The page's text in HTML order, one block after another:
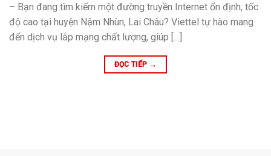
– Bạn đang tìm kiếm một đường truyền Internet ổn định, tốc
độ cao tại huyện Nậm Nhùn, Lai Châu? Viettel tự hào mang
đến dịch vụ lắp mạng chất lượng, giúp […]
ĐỌC TIẾP →